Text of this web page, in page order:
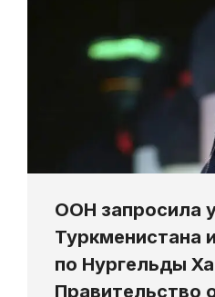
ООН запросила
Туркменистана
по Нургельды
Правительство